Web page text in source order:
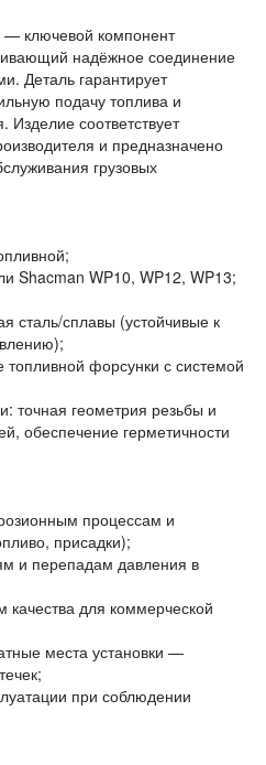
ключевой компонент
надёжное соединение
Деталь гарантирует
подачу топлива и
Изделие соответствует
и предназначено
грузовых
Shacman WP10, WP12, WP13;
сталь/сплавы (устойчивые к
топливной форсунки с системой
точная геометрия резьбы и
обеспечение герметичности
процессам и
присадки);
и перепадам давления в
качества для коммерческой
места установки —
при соблюдении